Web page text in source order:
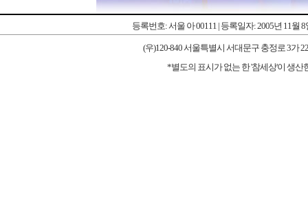
등록번호: 서울 아 00111 | 등록일자: 2005년 11월
(우)120-840 서울특별시 서대문구 충정로 3가
*별도의 표시가 없는 한 '참세상'이 생산